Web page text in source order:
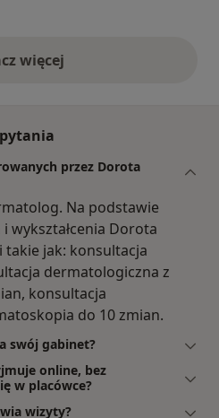
więcej
opinie powyżej
przez Dorota
Na podstawie
wykształcenia Dorota
takie jak: konsultacja
dermatologiczna z
konsultacja
do 10 zmian.
swój gabinet?
online, bez
w placówce?
wizyty?